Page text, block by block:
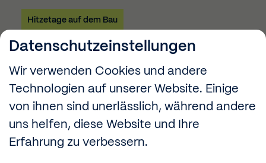
Hitzetage auf dem Bau
So bewahren Handwerker
einen kühlen Kopf
Wenn pralle Sonne und unerträgliche Hitze die Baustelle
schwer. Zum Glück gibt es einiges, was man tun kann,
damit das Ganze trotzdem noch erträglich bleibt. Wir
haben die wichtigsten Tipps für euch zusammengestellt.
Datenschutzeinstellungen
Wir verwenden Cookies und andere
Technologien auf unserer Website. Einige
von ihnen sind unerlässlich, während andere
uns helfen, diese Website und Ihre
Erfahrung zu verbessern.